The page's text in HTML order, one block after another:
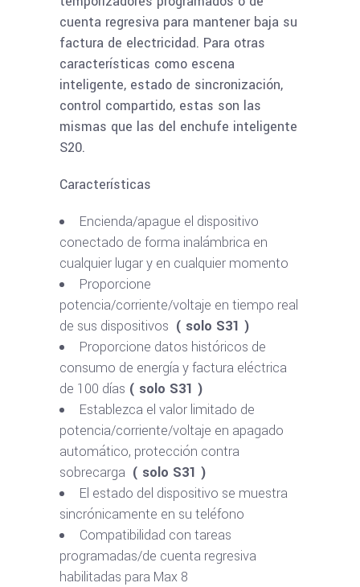
cuenta regresiva para mantener baja su
factura de electricidad. Para otras
características como escena
inteligente, estado de sincronización,
control compartido, estas son las
mismas que las del enchufe inteligente
S20.
Características
Encienda/apague el dispositivo
conectado de forma inalámbrica en
cualquier lugar y en cualquier momento
Proporcione
potencia/corriente/voltaje en tiempo real
de sus dispositivos ( solo S31 )
Proporcione datos históricos de
consumo de energía y factura eléctrica
de 100 días ( solo S31 )
Establezca el valor limitado de
potencia/corriente/voltaje en apagado
automático, protección contra
sobrecarga ( solo S31 )
El estado del dispositivo se muestra
sincrónicamente en su teléfono
Compatibilidad con tareas
programadas/de cuenta regresiva
habilitadas para Max 8